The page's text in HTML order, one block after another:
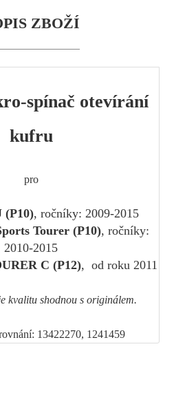
ZBOŽÍ
spínač otevírání
kufru
pro
(P10), ročníky: 2009-2015
Tourer (P10), ročníky:
2010-2015
C (P12), od roku 2011
kvalitu shodnou s originálem.
13422270, 1241459